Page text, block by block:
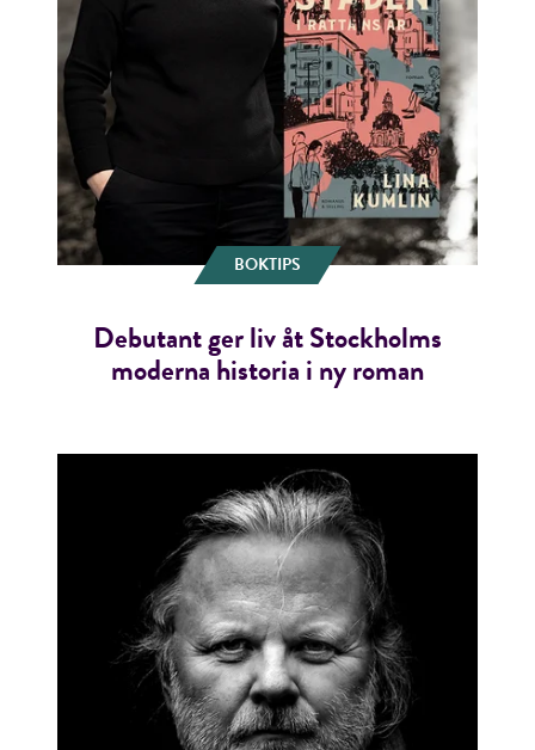
BOKTIPS
Debutant ger liv åt Stockholms
moderna historia i ny roman